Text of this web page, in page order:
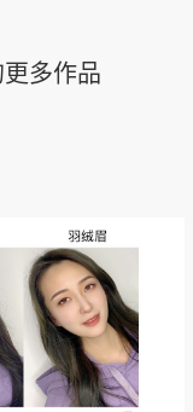
多作品